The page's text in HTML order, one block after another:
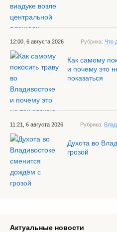
12:00, 6 августа 2026 Рубрика: Что
Как самому
и почему это
показаться
11:21, 6 августа 2026 Рубрика:
Духота во
грозой
Актуальные новости